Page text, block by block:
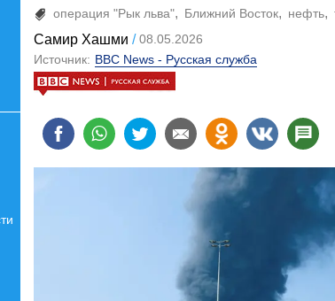
операция "Рык льва" Ближний Восток нефть
Самир Хашми
08.05.2026
Источник: BBC News - Русская служба